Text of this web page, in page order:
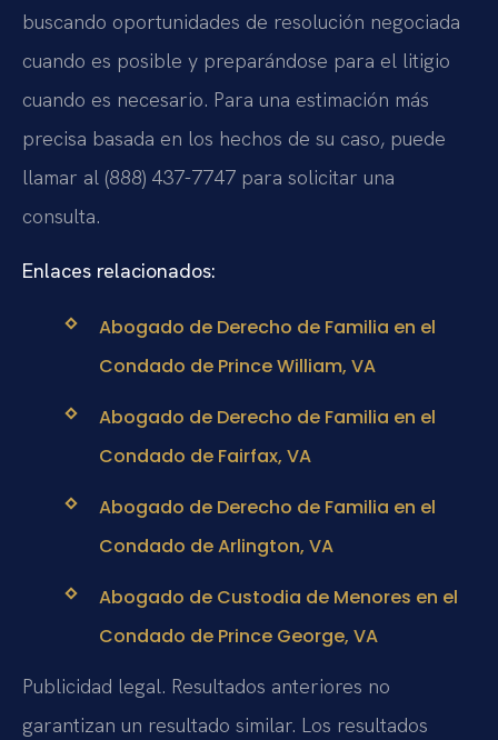
buscando oportunidades de resolución negociada
cuando es posible y preparándose para el litigio
cuando es necesario. Para una estimación más
precisa basada en los hechos de su caso, puede
llamar al (888) 437-7747 para solicitar una
consulta.
Enlaces relacionados:
Abogado de Derecho de Familia en el
Condado de Prince William, VA
Abogado de Derecho de Familia en el
Condado de Fairfax, VA
Abogado de Derecho de Familia en el
Condado de Arlington, VA
Abogado de Custodia de Menores en el
Condado de Prince George, VA
Publicidad legal. Resultados anteriores no
garantizan un resultado similar. Los resultados